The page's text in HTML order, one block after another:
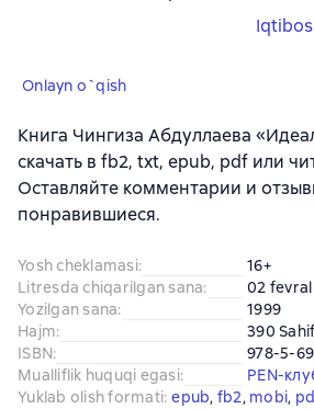
Onlayn o`qish
Книга Чингиза Абдуллаева
скачать в fb2, txt, epub, pdf или
Оставляйте комментарии и
понравившиеся.
Yosh cheklamasi:
16+
Litresda chiqarilgan sana:
02
Yozilgan sana:
1999
Hajm:
390
ISBN:
978-5-
Mualliflik huquqi egasi:
PEN-
Yuklab olish formati: epub, fb2, mobi,